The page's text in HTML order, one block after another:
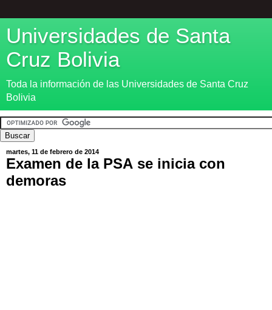
Universidades de Santa
Cruz Bolivia
Toda la información de las Universidades de Santa Cruz
Bolivia
martes, 11 de febrero de 2014
Examen de la PSA se inicia con
demoras